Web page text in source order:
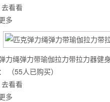
去看看
多
力绳弹力带瑜伽拉力带拉力器健
（55人已购买）
去看看
多
等的机会
练了没效果？